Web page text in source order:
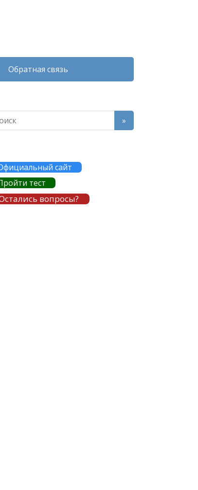
Обратная связь
сайт
тест
вопросы?